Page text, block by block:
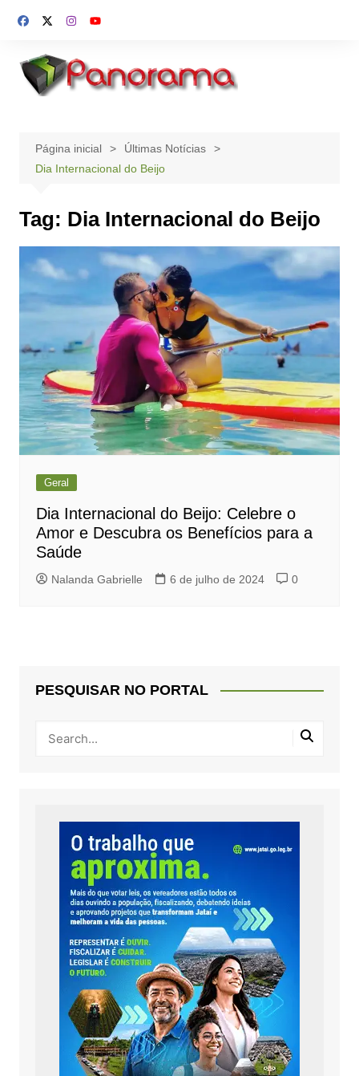
para
conteúdo
Página inicial
Últimas Notícias
Dia Internacional do Beijo
Tag: Dia Internacional do Beijo
Geral
Dia Internacional do Beijo: Celebre o
Amor e Descubra os Benefícios para a
Saúde
Nalanda Gabrielle 6 de julho de 2024 0
PESQUISAR NO PORTAL